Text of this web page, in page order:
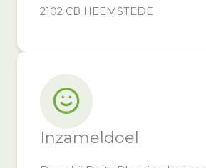
2102 CB HEEMSTEDE
Inzameldoel